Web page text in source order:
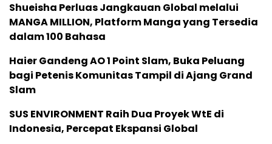
Shueisha Perluas Jangkauan Global melalui
MANGA MILLION, Platform Manga yang Tersedia
dalam 100 Bahasa
Haier Gandeng AO 1 Point Slam, Buka Peluang
bagi Petenis Komunitas Tampil di Ajang Grand
Slam
SUS ENVIRONMENT Raih Dua Proyek WtE di
Indonesia, Percepat Ekspansi Global